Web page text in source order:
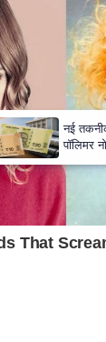
नई
पॉलिमर
मुहर,जल्द
₹10 और
Manch